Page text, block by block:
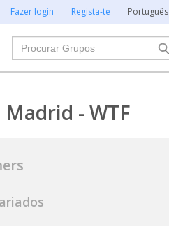
Fazer login Regista-te Português
Procurar
- WTF